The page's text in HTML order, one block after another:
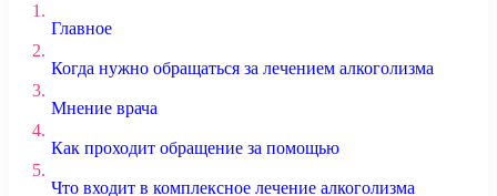
1.
Главное
2.
Когда нужно обращаться за лечением алкоголизма
3.
Мнение врача
4.
Как проходит обращение за помощью
5.
Что входит в комплексное лечение алкоголизма